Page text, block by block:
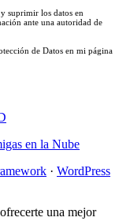
suprimir los datos en
ante una autoridad de
de Datos en mi página
en la Nube
· WordPress
una mejor